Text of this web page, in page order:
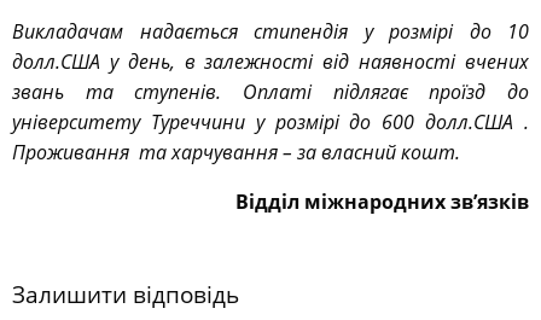
Викладачам надається стипендія у розмірі до 10
долл.США у день, в залежності від наявності вчених
звань та ступенів. Оплаті підлягає проїзд до
університету Туреччини у розмірі до 600 долл.США .
Проживання та харчування – за власний кошт.
Відділ міжнародних зв’язків
Залишити відповідь